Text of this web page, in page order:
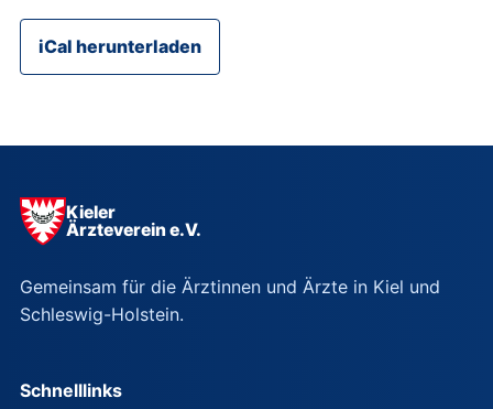
iCal herunterladen
Kieler
Ärzteverein e.V.
Gemeinsam für die Ärztinnen und Ärzte in Kiel und
Schleswig-Holstein.
Schnelllinks